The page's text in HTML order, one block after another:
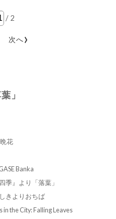
/ 2
次へ›
」
花
Banka
季』より「落葉」
きよりおちば
in the City: Falling Leaves